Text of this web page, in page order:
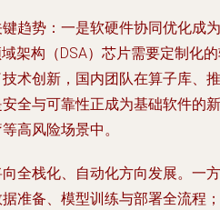
趋势：一是软硬件协同优化成为
架构（DSA）芯片需要定制化
术创新，国内团队在算子库、推
全与可靠性正成为基础软件的新
高风险场景中。
全栈化、自动化方向发展。一方
准备、模型训练与部署全流程；